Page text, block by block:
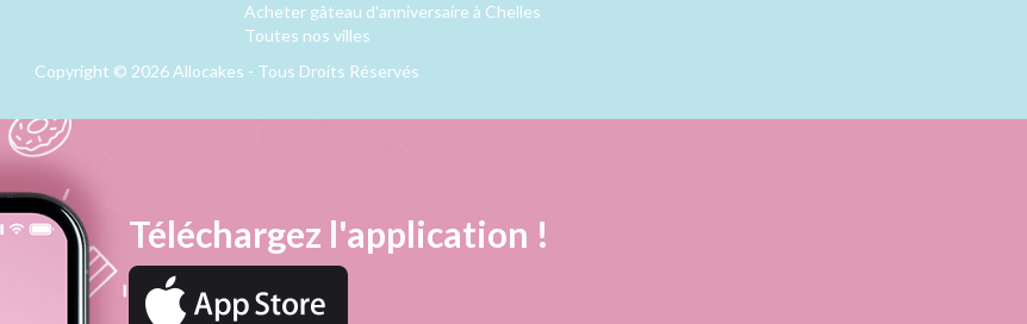
Acheter gâteau d'anniversaire à Chelles
Toutes nos villes
Copyright © 2026 Allocakes - Tous Droits Réservés
Téléchargez l'application !